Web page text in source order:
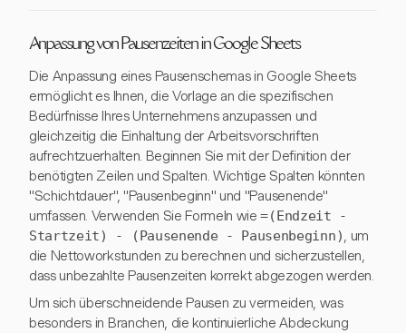
Anpassung von Pausenzeiten in Google Sheets
Die Anpassung eines Pausenschemas in Google Sheets
ermöglicht es Ihnen, die Vorlage an die spezifischen
Bedürfnisse Ihres Unternehmens anzupassen und
gleichzeitig die Einhaltung der Arbeitsvorschriften
aufrechtzuerhalten. Beginnen Sie mit der Definition der
benötigten Zeilen und Spalten. Wichtige Spalten könnten
"Schichtdauer", "Pausenbeginn" und "Pausenende"
umfassen. Verwenden Sie Formeln wie=(Endzeit -
Startzeit) - (Pausenende - Pausenbeginn), um
die Nettoworkstunden zu berechnen und sicherzustellen,
dass unbezahlte Pausenzeiten korrekt abgezogen werden.
Um sich überschneidende Pausen zu vermeiden, was
besonders in Branchen, die kontinuierliche Abdeckung